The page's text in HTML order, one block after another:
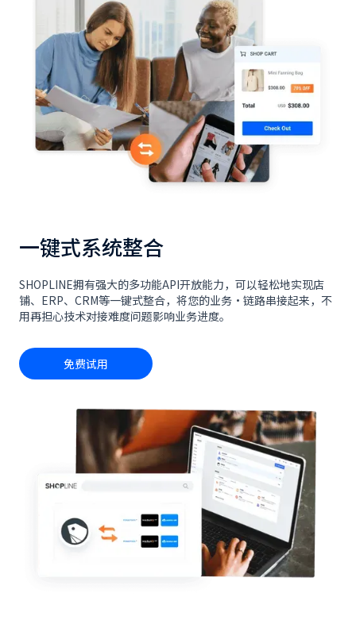
一键式系统整合
SHOPLINE拥有强大的多功能API开放能力，可以轻松地实现店
铺、ERP、CRM等一键式整合，将您的业务·链路串接起来，不
用再担心技术对接难度问题影响业务进度。
免费试用